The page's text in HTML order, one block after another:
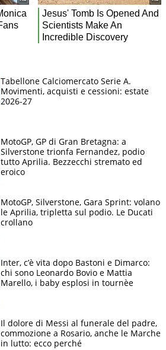
Tabellone Calciomercato Serie A.
Movimenti, acquisti e cessioni: estate
2026-27
MotoGP, GP di Gran Bretagna: a
Silverstone trionfa Fernandez, podio
tutto Aprilia. Bezzecchi stremato ed
eroico
MotoGP, Silverstone, Gara Sprint: volano
le Aprilia, tripletta sul podio. Le Ducati
crollano
Inter, c’è vita dopo Bastoni e Dimarco:
chi sono Leonardo Bovio e Mattia
Marello, i baby esplosi in tournèe
Il dolore di Messi al funerale del padre,
commozione a Rosario, anche le Marche
in lutto: ecco perché